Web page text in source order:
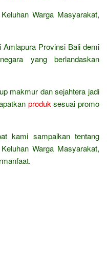
Warga Masyarakat,
Provinsi Bali demi
yang berlandaskan
makmur dan sejahtera jadi
produk sesuai promo
kami sampaikan tentang
Warga Masyarakat,